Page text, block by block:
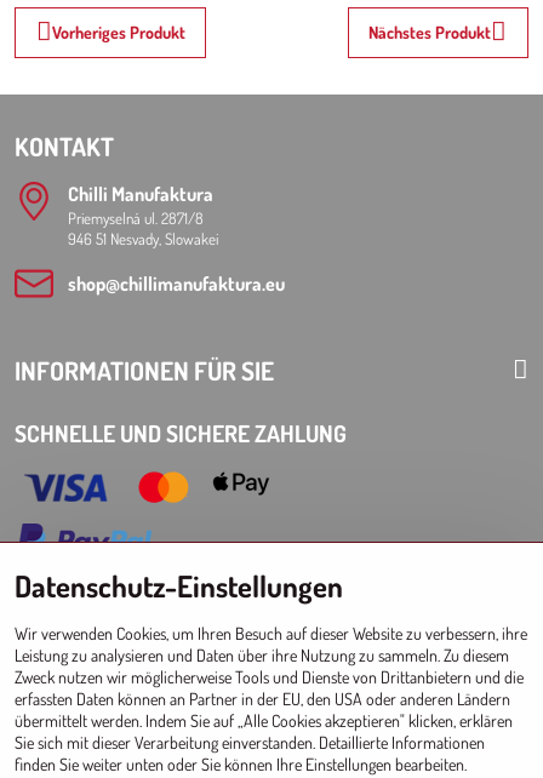
Vorheriges Produkt Nächstes Produkt
KONTAKT
Chilli Manufaktura
Priemyselná ul. 2871/8
946 51 Nesvady, Slowakei
shop​@chillimanufaktura​.eu
INFORMATIONEN FÜR SIE
SCHNELLE UND SICHERE ZAHLUNG
Choose Eshop for your delivery country:
AT CZ DE SK HU PL EU other countries
GROSSHANDEL FÜR GESCHÄFTE
Registrierung l Loginzum Großhandel
Datenschutz-Einstellungen
Wir verwenden Cookies, um Ihren Besuch auf dieser Website zu verbessern, ihre
Leistung zu analysieren und Daten über ihre Nutzung zu sammeln. Zu diesem
Zweck nutzen wir möglicherweise Tools und Dienste von Drittanbietern und die
erfassten Daten können an Partner in der EU, den USA oder anderen Ländern
übermittelt werden. Indem Sie auf „Alle Cookies akzeptieren" klicken, erklären
Sie sich mit dieser Verarbeitung einverstanden. Detaillierte Informationen
finden Sie weiter unten oder Sie können Ihre Einstellungen bearbeiten.